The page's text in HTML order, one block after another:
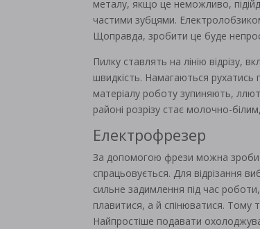
металу, якщо це неможливо,
частими зубцями.
Щоправда, зробити це буде
Пилку ставлять на лінію відрізу,
швидкість. Намагаються рухатись
матеріалу роботу зупиняють,
районі розрізу стає молочно-
Електрофрезер
За допомогою фрези можна
спрацьовується. Для відрізання
сильне задимлення під час
плавитися, а й спінюватися. Тому
Найпростіше подавати